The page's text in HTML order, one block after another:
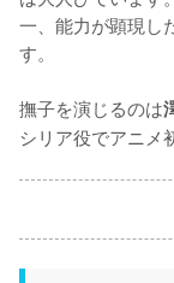
一、能力が顕現し
す。
撫子を演じるのは
シリア役でアニメ